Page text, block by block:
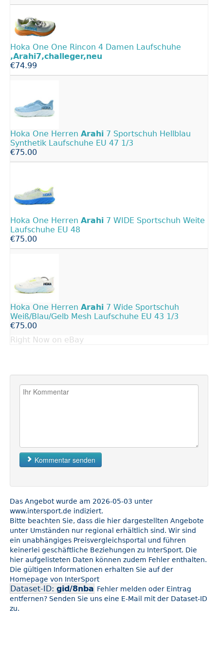
Hoka One One Rincon 4 Damen Laufschuhe
,Arahi7,challeger,neu
€74.99
Hoka One Herren Arahi 7 Sportschuh Hellblau
Synthetik Laufschuhe EU 47 1/3
€75.00
Hoka One Herren Arahi 7 WIDE Sportschuh Weite
Laufschuhe EU 48
€75.00
Hoka One Herren Arahi 7 Wide Sportschuh
Weiß/Blau/Gelb Mesh Laufschuhe EU 43 1/3
€75.00
Right Now on eBay
Kommentar senden
Das Angebot wurde am 2026-05-03 unter
www.intersport.de indiziert.
Bitte beachten Sie, dass die hier dargestellten Angebote
unter Umständen nur regional erhältlich sind. Wir sind
ein unabhängiges Preisvergleichsportal und führen
keinerlei geschäftliche Beziehungen zu InterSport. Die
hier aufgelisteten Daten können zudem Fehler enthalten.
Die gültigen Informationen erhalten Sie auf der
Homepage von InterSport
Dataset-ID: gid/8nba Fehler melden oder Eintrag
entfernen? Senden Sie uns eine E-Mail mit der Dataset-ID
zu.